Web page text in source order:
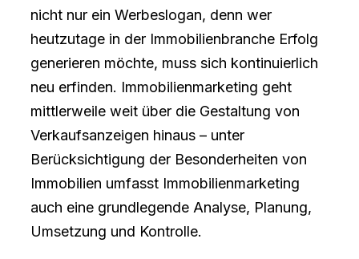
nicht nur ein Werbeslogan, denn wer
heutzutage in der Immobilienbranche Erfolg
generieren möchte, muss sich kontinuierlich
neu erfinden. Immobilienmarketing geht
mittlerweile weit über die Gestaltung von
Verkaufsanzeigen hinaus – unter
Berücksichtigung der Besonderheiten von
Immobilien umfasst Immobilienmarketing
auch eine grundlegende Analyse, Planung,
Umsetzung und Kontrolle.